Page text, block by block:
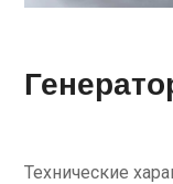
Технические